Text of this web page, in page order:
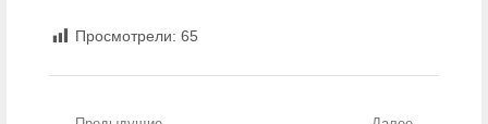
Просмотрели: 65